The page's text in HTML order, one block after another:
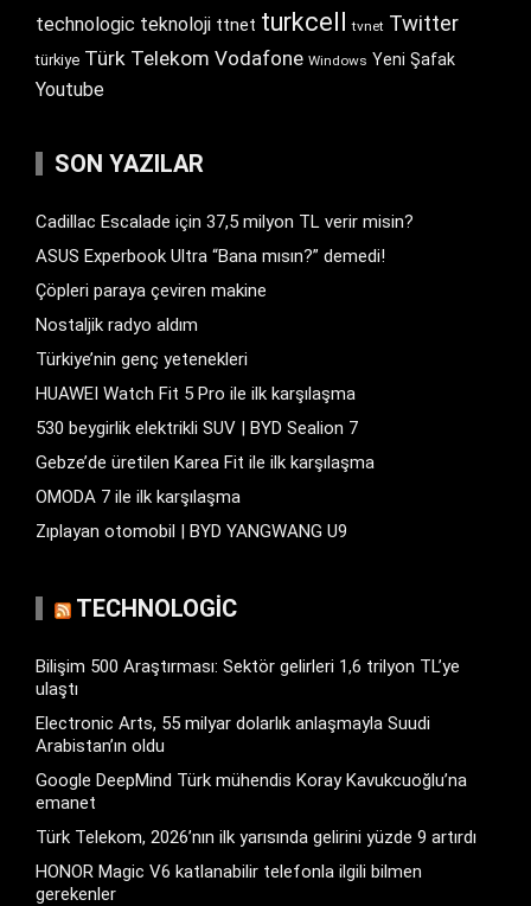
technologic teknoloji ttnet turkcell tvnet Twitter
türkiye Türk Telekom Vodafone Windows Yeni Şafak
Youtube
SON YAZILAR
Cadillac Escalade için 37,5 milyon TL verir misin?
ASUS Experbook Ultra “Bana mısın?” demedi!
Çöpleri paraya çeviren makine
Nostaljik radyo aldım
Türkiye’nin genç yetenekleri
HUAWEI Watch Fit 5 Pro ile ilk karşılaşma
530 beygirlik elektrikli SUV | BYD Sealion 7
Gebze’de üretilen Karea Fit ile ilk karşılaşma
OMODA 7 ile ilk karşılaşma
Zıplayan otomobil | BYD YANGWANG U9
TECHNOLOGIC
Bilişim 500 Araştırması: Sektör gelirleri 1,6 trilyon TL’ye
ulaştı
Electronic Arts, 55 milyar dolarlık anlaşmayla Suudi
Arabistan’ın oldu
Google DeepMind Türk mühendis Koray Kavukcuoğlu’na
emanet
Türk Telekom, 2026’nın ilk yarısında gelirini yüzde 9 artırdı
HONOR Magic V6 katlanabilir telefonla ilgili bilmen
gerekenler